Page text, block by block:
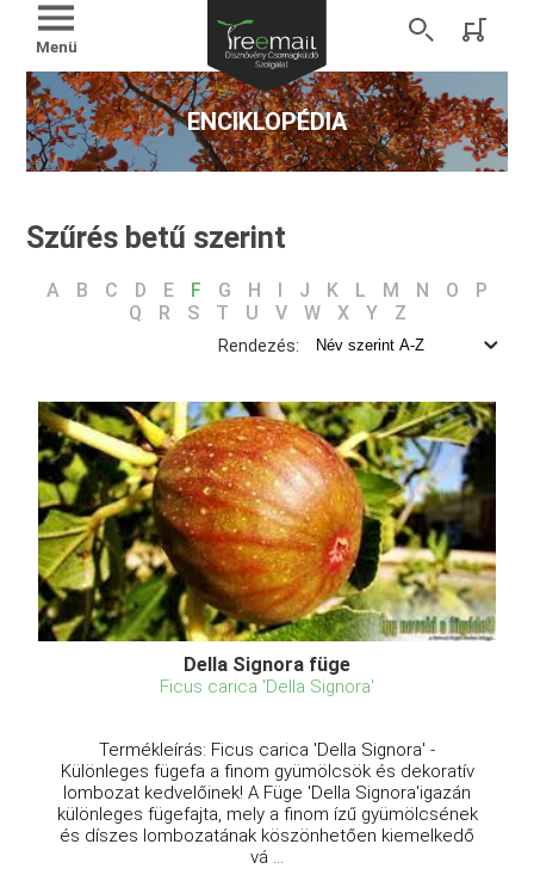
Menü
ENCIKLOPÉDIA
Szűrés betű szerint
A B C D E F G H J K L M N O
P
Q
R S T U V W X Y Z
Rendezés:
Della Signora füge
Ficus carica 'Della Signora'
Termékleírás: Ficus carica 'Della Signora' -
Különleges fügefa a finom gyümölcsök és dekoratív
lombozat kedvelőinek! A Füge 'Della Signora'igazán
különleges fügefajta, mely a finom ízű gyümölcsének
és díszes lombozatának köszönhetően kiemelkedő
vá ...